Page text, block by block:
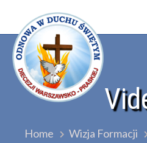
contentOdnowa w
Home Wizja Formacji